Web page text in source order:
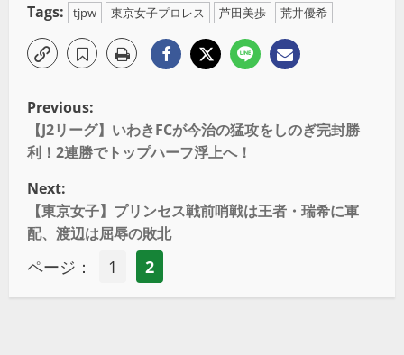
Tags: tjpw 東京女子プロレス 芦田美歩 荒井優希
Previous:
【J2リーグ】いわきFCが今治の猛攻をしのぎ完封勝
利！2連勝でトップハーフ浮上へ！
Next:
【東京女子】プリンセス戦前哨戦は王者・瑞希に軍
配、渡辺は屈辱の敗北
ページ： 1 2